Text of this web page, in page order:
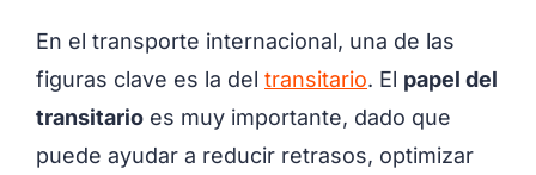
En el transporte internacional, una de las
figuras clave es la del transitario. El papel del
transitario es muy importante, dado que
puede ayudar a reducir retrasos, optimizar